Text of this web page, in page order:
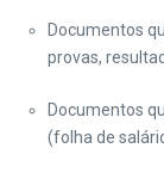
Documentos
provas,
Documentos
(folha de